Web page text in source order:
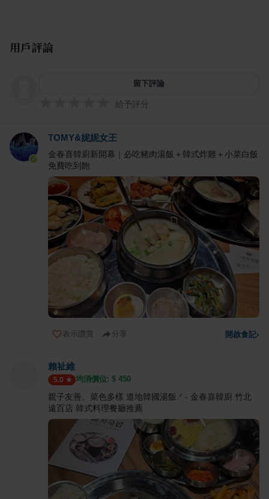
用戶評論
留下評論
給予評分
TOMY&妮妮女王
金春喜韓廚新開幕｜必吃豬肉湯飯＋韓式炸雞＋小菜白飯
免費吃到飽
表示讚賞 分享 開啟食記›
賴祉維
5.0 均消價位: $ 450
親子友善、菜色多樣 道地韓國湯飯.ᐟ - 金春喜韓廚 竹北
遠百店 韓式料理餐廳推薦